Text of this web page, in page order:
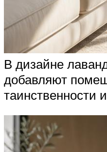
В дизайне
добавляют
таинственности